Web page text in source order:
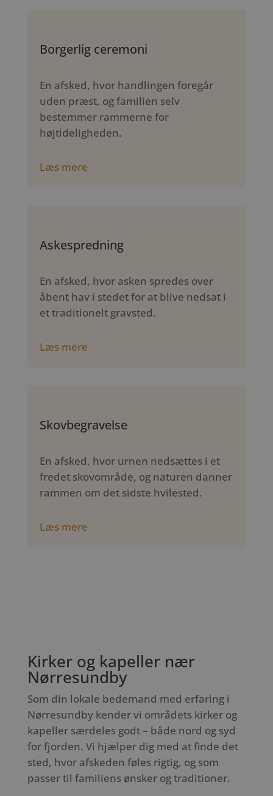
Borgerlig ceremoni
En afsked, hvor handlingen foregår
uden præst, og familien selv
bestemmer rammerne for
højtideligheden.
Læs mere
Askespredning
En afsked, hvor asken spredes over
åbent hav i stedet for at blive nedsat i
et traditionelt gravsted.
Læs mere
Skovbegravelse
En afsked, hvor urnen nedsættes i et
fredet skovområde, og naturen danner
rammen om det sidste hvilested.
Læs mere
Kirker og kapeller nær
Nørresundby
Som din lokale bedemand med erfaring i
Nørresundby kender vi områdets kirker og
kapeller særdeles godt – både nord og syd
for fjorden. Vi hjælper dig med at finde det
sted, hvor afskeden føles rigtig, og som
passer til familiens ønsker og traditioner.